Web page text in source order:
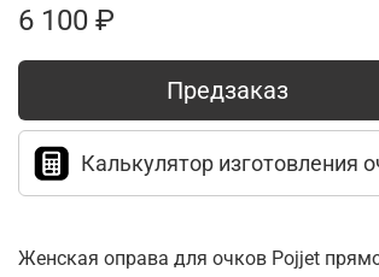
6 100 ₽
Предзаказ
Калькулятор изготовления
Женская оправа для очков Pojjet